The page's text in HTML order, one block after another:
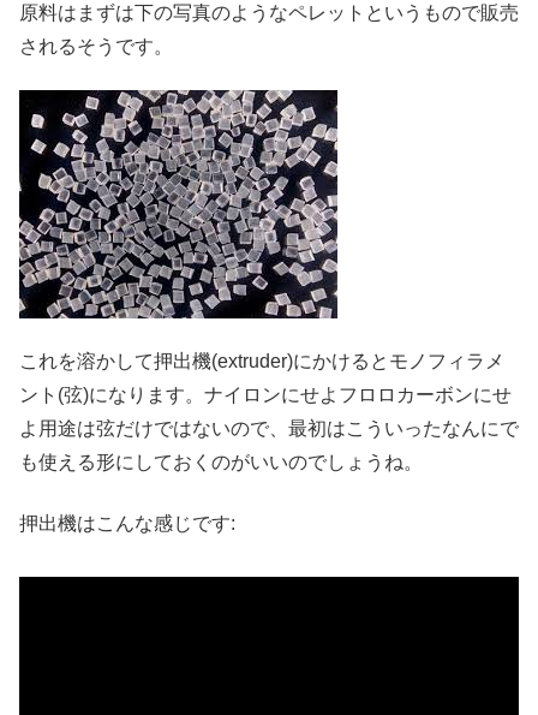
原料はまずは下の写真のようなペレットというもので販売
されるそうです。
これを溶かして押出機(extruder)にかけるとモノフィラメ
ント(弦)になります。ナイロンにせよフロロカーボンにせ
よ用途は弦だけではないので、最初はこういったなんにで
も使える形にしておくのがいいのでしょうね。
押出機はこんな感じです: